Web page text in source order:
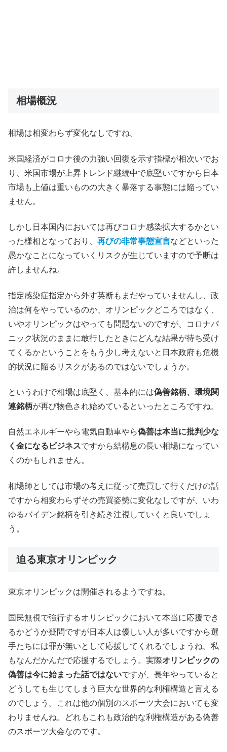
相場概況
相場は相変わらず変化なしですね。
米国経済がコロナ後の力強い回復を示す指標が相次いでお
り、米国市場が上昇トレンド継続中で底堅いですから日本
市場も上値は重いものの大きく暴落する事態には陥ってい
ません。
しかし日本国内においては再びコロナ感染拡大するかとい
った様相となっており、 再びの非常事態宣言などといった
愚かなことになっていくリスクが生じていますので予断は
許しませんね。
指定感染症指定から外す英断もまだやっていませんし、政
治は何をやっているのか、オリンピックどころではなく、
いやオリンピックはやっても問題ないのですが、コロナパ
ニック状況のままに敢行したときにどんな結果が待ち受け
てくるかということをもう少し考えないと日本政府も危機
的状況に陥るリスクがあるのではないでしょうか。
というわけで相場は底堅く、基本的には偽善銘柄、環境関
連銘柄が再び物色され始めているといったところですね。
自然エネルギーやら電気自動車やら偽善は本当に批判少な
く金になるビジネスですから結構息の長い相場になってい
くのかもしれません。
相場師としては市場の考えに従って売買して行くだけの話
ですから相変わらずその売買姿勢に変化なしですが、いわ
ゆるバイデン銘柄を引き続き注視していくと良いでしょ
う。
迫る東京オリンピック
東京オリンピックは開催されるようですね。
国民無視で強行するオリンピックにおいて本当に応援でき
るかどうか疑問ですが日本人は優しい人が多いですから選
手たちには罪が無いとして応援してくれるでしょうね。私
もなんだかんだで応援するでしょう。実際オリンピックの
偽善は今に始まった話ではないですが、長年やっていると
どうしても生じてしまう巨大な世界的な利権構造と言える
のでしょう。これは他の個別のスポーツ大会においても変
わりませんね。どれもこれも政治的な利権構造がある偽善
のスポーツ大会なのです。